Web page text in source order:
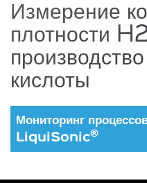
Измерение
плотности
кислоты
Мониторинг
LiquiSonic®